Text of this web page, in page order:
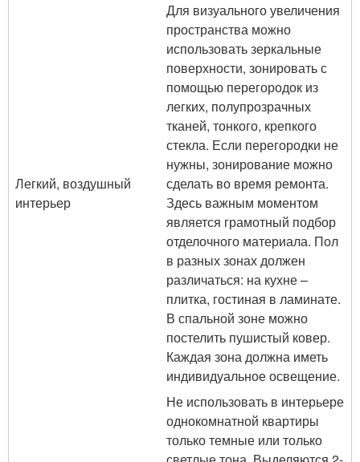
Легкий, воздушный
интерьер
Для визуального увеличения
пространства можно
использовать зеркальные
поверхности, зонировать с
помощью перегородок из
легких, полупрозрачных
тканей, тонкого, крепкого
стекла. Если перегородки не
нужны, зонирование можно
сделать во время ремонта.
Здесь важным моментом
является грамотный подбор
отделочного материала. Пол
в разных зонах должен
различаться: на кухне –
плитка, гостиная в ламинате.
В спальной зоне можно
постелить пушистый ковер.
Каждая зона должна иметь
индивидуальное освещение.
Не использовать в интерьере
однокомнатной квартиры
только темные или только